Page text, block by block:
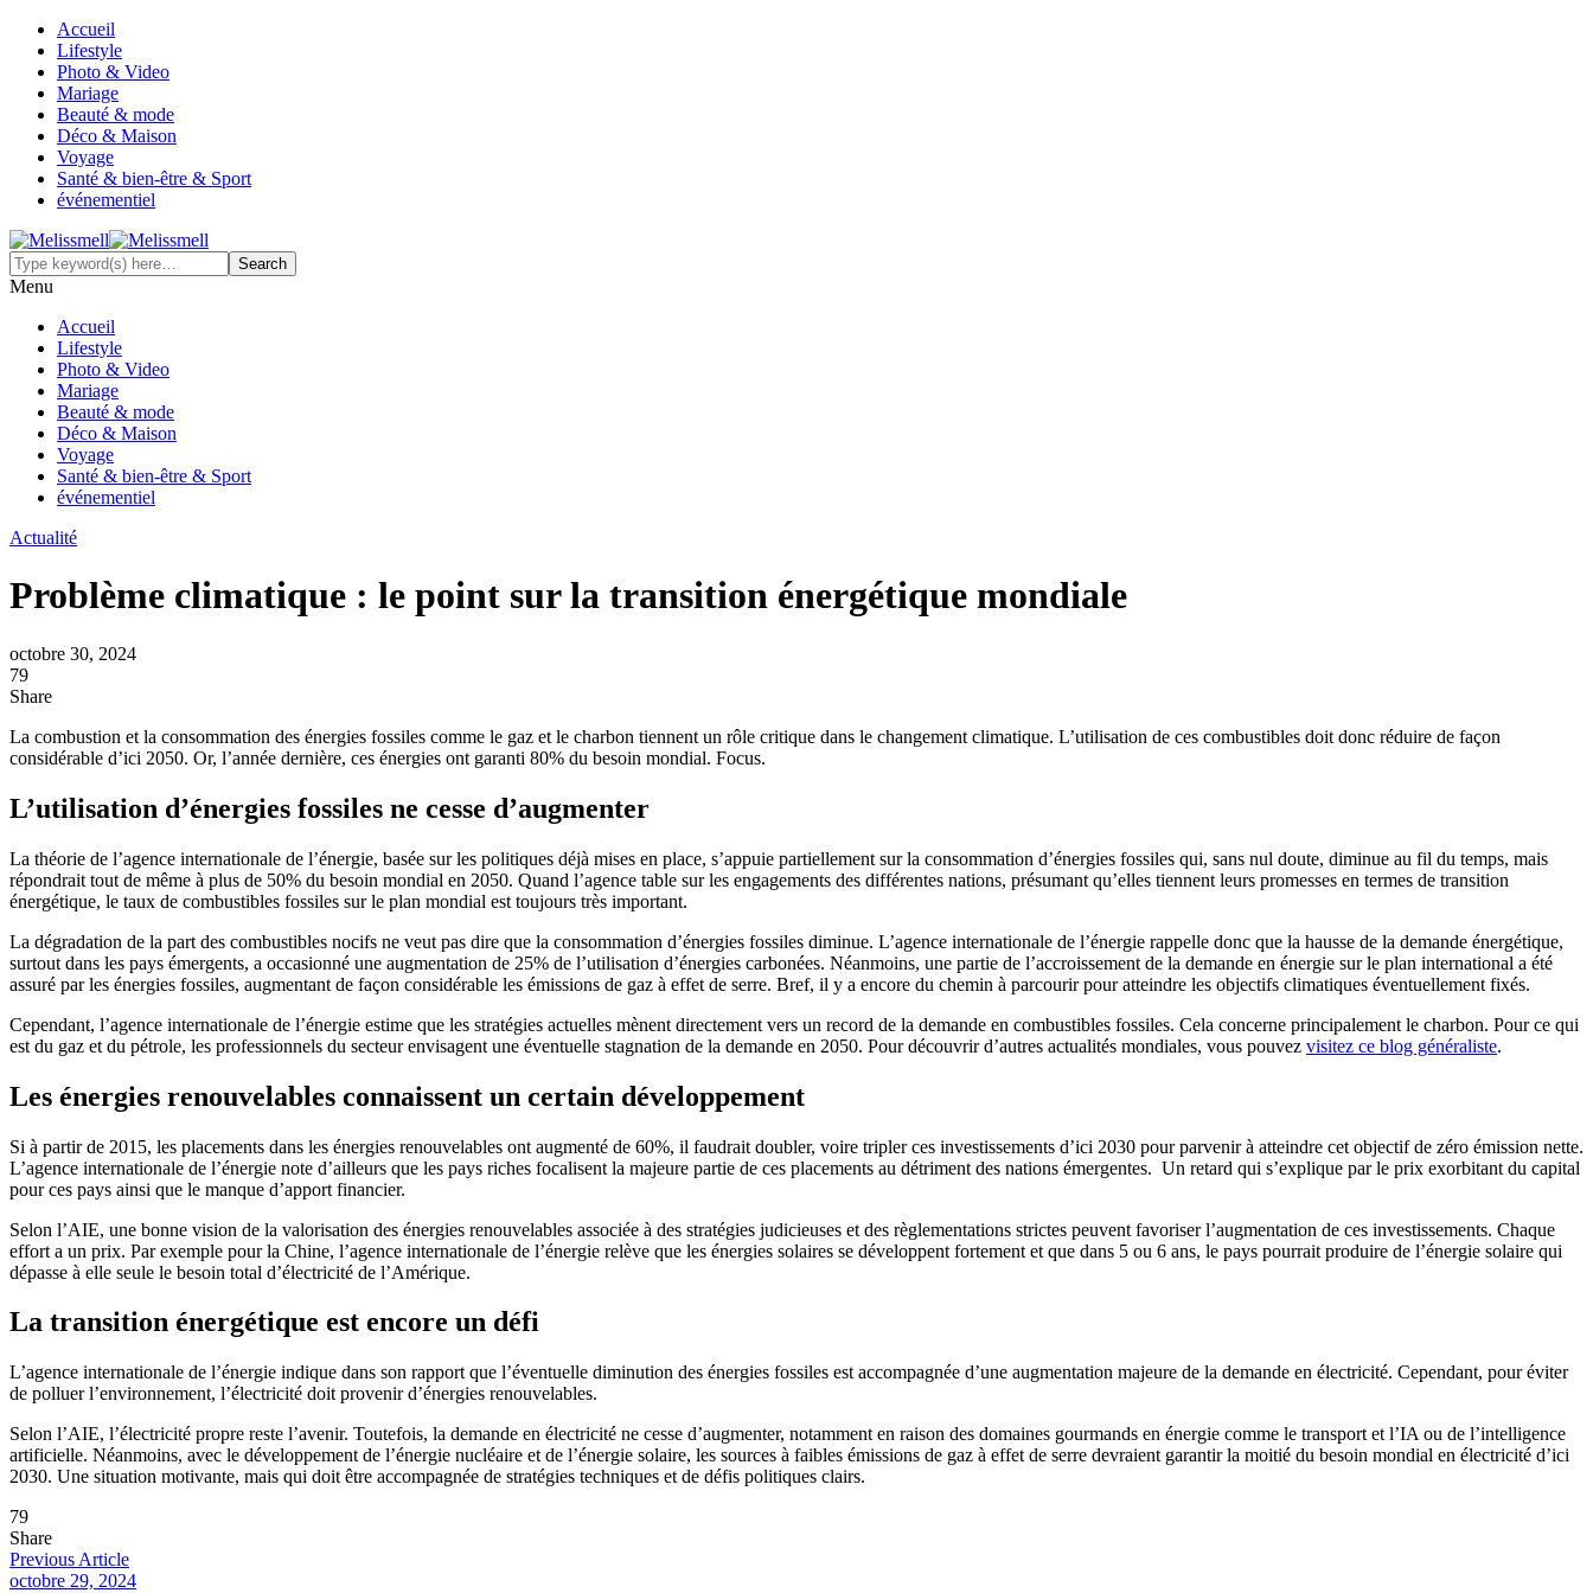
Accueil
Lifestyle
Photo & Video
Mariage
Beauté & mode
Déco & Maison
Voyage
Santé & bien-être & Sport
événementiel
Menu
Accueil
Lifestyle
Photo & Video
Mariage
Beauté & mode
Déco & Maison
Voyage
Santé & bien-être & Sport
événementiel
Actualité
Problème climatique : le point sur la transition énergétique mondiale
octobre 30, 2024
79
Share
La combustion et la consommation des énergies fossiles comme le gaz et le charbon tiennent un rôle critique dans le changement climatique. L’utilisation de ces combustibles doit donc réduire de façon
considérable d’ici 2050. Or, l’année dernière, ces énergies ont garanti 80% du besoin mondial. Focus.
L’utilisation d’énergies fossiles ne cesse d’augmenter
La théorie de l’agence internationale de l’énergie, basée sur les politiques déjà mises en place, s’appuie partiellement sur la consommation d’énergies fossiles qui, sans nul doute, diminue au fil du temps, mais
répondrait tout de même à plus de 50% du besoin mondial en 2050. Quand l’agence table sur les engagements des différentes nations, présumant qu’elles tiennent leurs promesses en termes de transition
énergétique, le taux de combustibles fossiles sur le plan mondial est toujours très important.
La dégradation de la part des combustibles nocifs ne veut pas dire que la consommation d’énergies fossiles diminue. L’agence internationale de l’énergie rappelle donc que la hausse de la demande énergétique,
surtout dans les pays émergents, a occasionné une augmentation de 25% de l’utilisation d’énergies carbonées. Néanmoins, une partie de l’accroissement de la demande en énergie sur le plan international a été
assuré par les énergies fossiles, augmentant de façon considérable les émissions de gaz à effet de serre. Bref, il y a encore du chemin à parcourir pour atteindre les objectifs climatiques éventuellement fixés.
Cependant, l’agence internationale de l’énergie estime que les stratégies actuelles mènent directement vers un record de la demande en combustibles fossiles. Cela concerne principalement le charbon. Pour ce qui
est du gaz et du pétrole, les professionnels du secteur envisagent une éventuelle stagnation de la demande en 2050. Pour découvrir d’autres actualités mondiales, vous pouvez visitez ce blog généraliste.
Les énergies renouvelables connaissent un certain développement
Si à partir de 2015, les placements dans les énergies renouvelables ont augmenté de 60%, il faudrait doubler, voire tripler ces investissements d’ici 2030 pour parvenir à atteindre cet objectif de zéro émission nette.
L’agence internationale de l’énergie note d’ailleurs que les pays riches focalisent la majeure partie de ces placements au détriment des nations émergentes. Un retard qui s’explique par le prix exorbitant du capital
pour ces pays ainsi que le manque d’apport financier.
Selon l’AIE, une bonne vision de la valorisation des énergies renouvelables associée à des stratégies judicieuses et des règlementations strictes peuvent favoriser l’augmentation de ces investissements. Chaque
effort a un prix. Par exemple pour la Chine, l’agence internationale de l’énergie relève que les énergies solaires se développent fortement et que dans 5 ou 6 ans, le pays pourrait produire de l’énergie solaire qui
dépasse à elle seule le besoin total d’électricité de l’Amérique.
La transition énergétique est encore un défi
L’agence internationale de l’énergie indique dans son rapport que l’éventuelle diminution des énergies fossiles est accompagnée d’une augmentation majeure de la demande en électricité. Cependant, pour éviter
de polluer l’environnement, l’électricité doit provenir d’énergies renouvelables.
Selon l’AIE, l’électricité propre reste l’avenir. Toutefois, la demande en électricité ne cesse d’augmenter, notamment en raison des domaines gourmands en énergie comme le transport et l’IA ou de l’intelligence
artificielle. Néanmoins, avec le développement de l’énergie nucléaire et de l’énergie solaire, les sources à faibles émissions de gaz à effet de serre devraient garantir la moitié du besoin mondial en électricité d’ici
2030. Une situation motivante, mais qui doit être accompagnée de stratégies techniques et de défis politiques clairs.
79
Share
Previous Article
octobre 29, 2024